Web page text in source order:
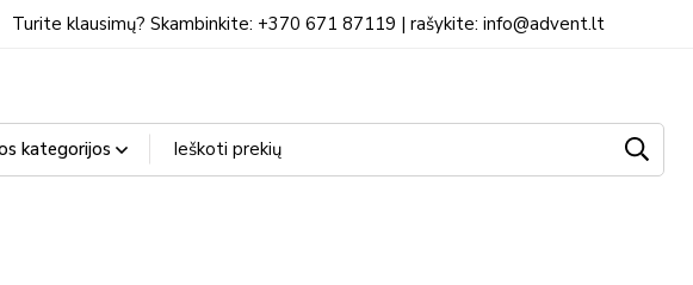
Turite klausimų? Skambinkite: +370 671 87119 | rašykite: info@advent.lt